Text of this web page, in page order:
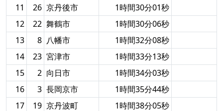
11
26 京丹後市
1時間30分01秒
12
22 舞鶴市
1時間30分06秒
13
8 八幡市
1時間32分08秒
14
23 宮津市
1時間33分13秒
15
2 向日市
1時間34分03秒
16
3 長岡京市
1時間35分44秒
17
19 京丹波町
1時間38分05秒